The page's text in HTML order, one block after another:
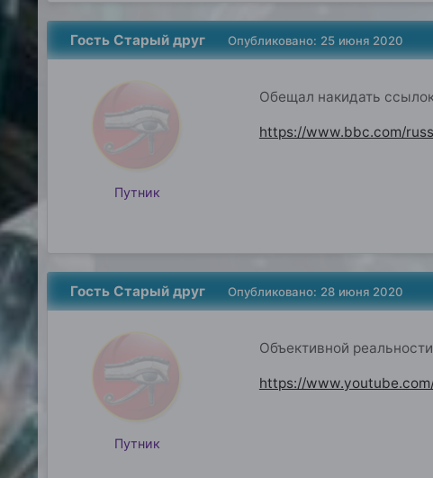
Гость Старый друг
Путник
Опубликовано: 25 июня 2020
Обещал накидать
https://www.bbc.com/
Гость Старый друг
Путник
Опубликовано: 28 июня 2020
Объективной
https://